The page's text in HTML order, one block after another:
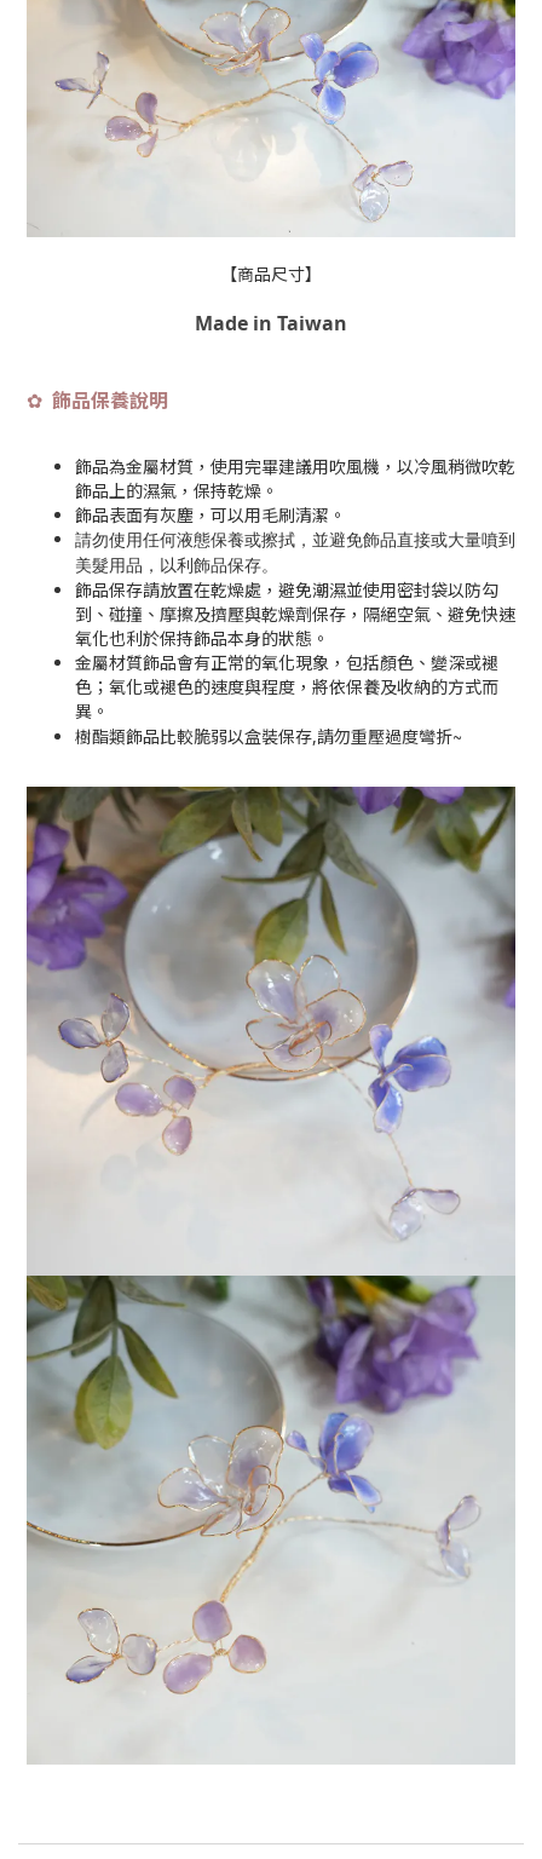
【商品尺寸】
Made in Taiwan
✿ 飾品保養說明
飾品為金屬材質，使用完畢建議用吹風機，以冷風稍微吹乾
飾品上的濕氣，保持乾燥。
飾品表面有灰塵，可以用毛刷清潔。
請勿使用任何液態保養或擦拭，並避免飾品直接或大量噴到
美髮用品，以利飾品保存。
飾品保存請放置在乾燥處，避免潮濕並使用密封袋以防勾
到、碰撞、摩擦及擠壓與乾燥劑保存，隔絕空氣、避免快速
氧化也利於保持飾品本身的狀態。
金屬材質飾品會有正常的氧化現象，包括顏色、變深或褪
色；氧化或褪色的速度與程度，將依保養及收納的方式而
異。
樹酯類飾品比較脆弱以盒裝保存,請勿重壓過度彎折~